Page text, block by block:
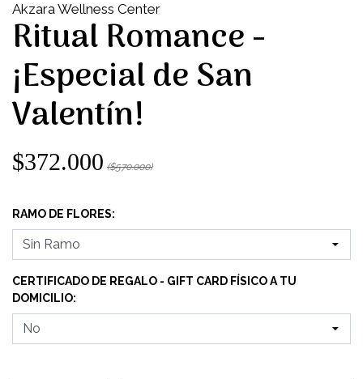
Akzara Wellness Center
Ritual Romance -
¡Especial de San
Valentín!
$372.000 ($570.000)
RAMO DE FLORES:
CERTIFICADO DE REGALO - GIFT CARD FÍSICO A TU
DOMICILIO: